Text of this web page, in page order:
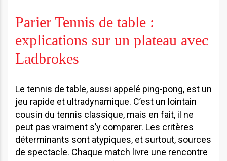
Parier Tennis de table :
explications sur un plateau avec
Ladbrokes
Le tennis de table, aussi appelé ping-pong, est un
jeu rapide et ultradynamique. C’est un lointain
cousin du tennis classique, mais en fait, il ne
peut pas vraiment s’y comparer. Les critères
déterminants sont atypiques, et surtout, sources
de spectacle. Chaque match livre une rencontre